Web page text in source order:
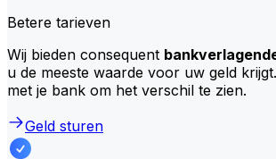
Betere tarieven
Wij bieden consequent
u de meeste waarde voor uw geld
met je bank om het verschil te zien.
Geld sturen